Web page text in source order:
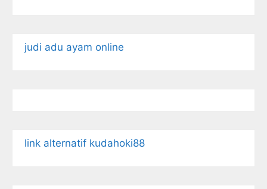
judi adu ayam online
link alternatif kudahoki88